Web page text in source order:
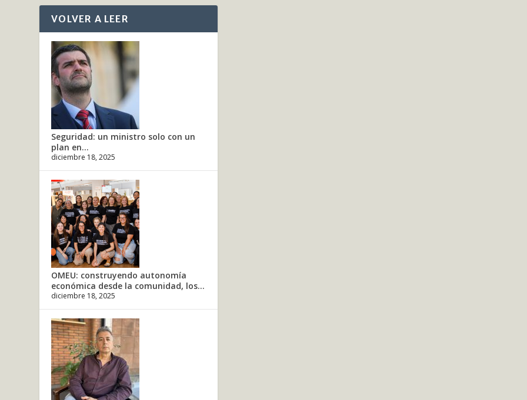
VOLVER A LEER
Seguridad: un ministro solo con un
plan en...
diciembre 18, 2025
OMEU: construyendo autonomía
económica desde la comunidad, los...
diciembre 18, 2025